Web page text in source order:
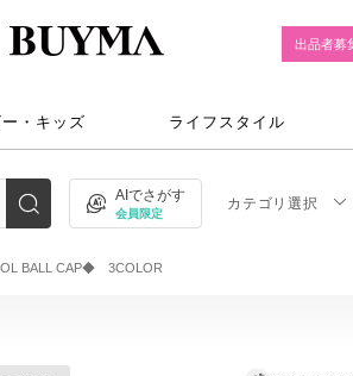
出品者募
・キッズ ライフスタイル
AIでさがす
会員限定
カテゴリ選択
BALL CAP◆ 3COLOR